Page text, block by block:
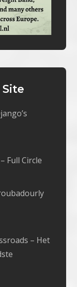
Full Circle
– Het